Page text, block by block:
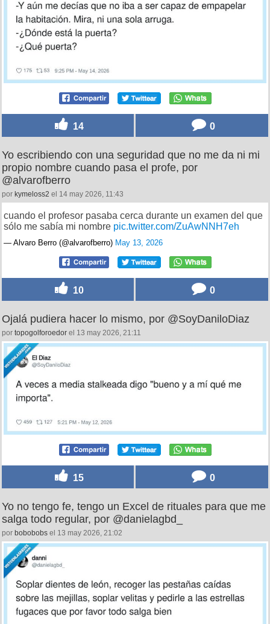
14 0
Yo escribiendo con una seguridad que no me da ni mi
propio nombre cuando pasa el profe, por
@alvarofberro
por kymeloss2 el 14 may 2026, 11:43
cuando el profesor pasaba cerca durante un examen del que
sólo me sabía mi nombre pic.twitter.com/ZuAwNNH7eh
— Alvaro Berro (@alvarofberro) May 13, 2026
10 0
Ojalá pudiera hacer lo mismo, por @SoyDaniloDiaz
por topogolforoedor el 13 may 2026, 21:11
15 0
Yo no tengo fe, tengo un Excel de rituales para que me
salga todo regular, por @danielagbd_
por bobobobs el 13 may 2026, 21:02